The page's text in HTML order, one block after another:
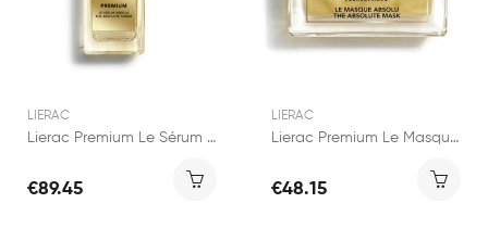
LIERAC
Lierac Premium Le Sérum Absolu Anti-Âge 30ml
€89.45
LIERAC
Lierac Premium Le Masque Absolu Anti-Âge 50ml
€48.15